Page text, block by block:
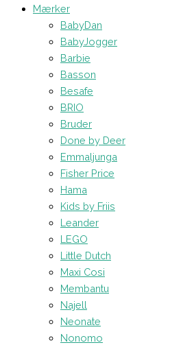
Mærker
BabyDan
BabyJogger
Barbie
Basson
Besafe
BRIO
Bruder
Done by Deer
Emmaljunga
Fisher Price
Hama
Kids by Friis
Leander
LEGO
Little Dutch
Maxi Cosi
Membantu
Najell
Neonate
Nonomo